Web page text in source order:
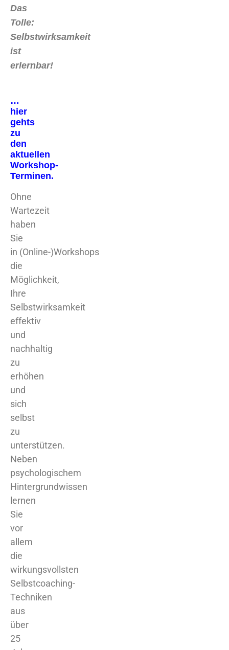
Das
Tolle:
Selbstwirksamkeit
ist
erlernbar!
…
hier
gehts
zu
den
aktuellen
Workshop-
Terminen.
Ohne
Wartezeit
haben
Sie
in (Online-)Workshops
die
Möglichkeit,
Ihre
Selbstwirksamkeit
effektiv
und
nachhaltig
zu
erhöhen
und
sich
selbst
zu
unterstützen.
Neben
psychologischem
Hintergrundwissen
lernen
Sie
vor
allem
die
wirkungsvollsten
Selbstcoaching-
Techniken
aus
über
25